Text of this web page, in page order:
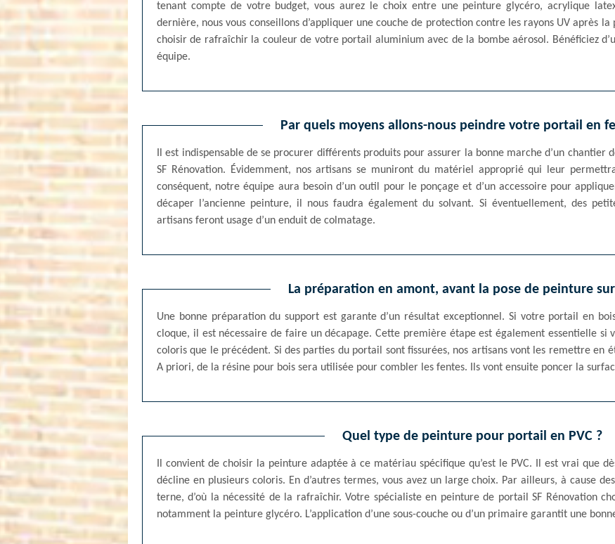
tenant compte de votre budget, vous aurez le choix entre une peinture glycéro, acrylique
dernière, nous vous conseillons d’appliquer une couche de protection contre les rayons UV après la
choisir de rafraîchir la couleur de votre portail aluminium avec de la bombe aérosol. Bénéficiez
équipe.
Par quels moyens allons-nous peindre votre portail en
Il est indispensable de se procurer différents produits pour assurer la bonne marche d’un chantier
SF Rénovation. Évidemment, nos artisans se muniront du matériel approprié qui leur
conséquent, notre équipe aura besoin d’un outil pour le ponçage et d’un accessoire pour
décaper l’ancienne peinture, il nous faudra également du solvant. Si éventuellement, des
artisans feront usage d’un enduit de colmatage.
La préparation en amont, avant la pose de peinture
Une bonne préparation du support est garante d’un résultat exceptionnel. Si votre portail en
cloque, il est nécessaire de faire un décapage. Cette première étape est également essentielle si
coloris que le précédent. Si des parties du portail sont fissurées, nos artisans vont les remettre en
A priori, de la résine pour bois sera utilisée pour combler les fentes. Ils vont ensuite poncer la
Quel type de peinture pour portail en PVC ?
Il convient de choisir la peinture adaptée à ce matériau spécifique qu’est le PVC. Il est vrai que
décline en plusieurs coloris. En d’autres termes, vous avez un large choix. Par ailleurs, à cause
terne, d’où la nécessité de la rafraîchir. Votre spécialiste en peinture de portail SF Rénovation
notamment la peinture glycéro. L’application d’une sous-couche ou d’un primaire garantit une